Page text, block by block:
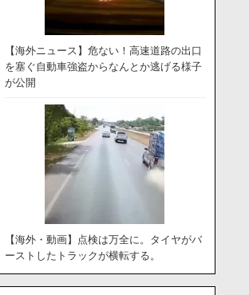
【海外ニュース】危ない！高速道路の出口
を塞ぐ自動車強盗からなんとか逃げる様子
が公開
【海外・動画】点検は万全に。タイヤがバ
ーストしたトラックが横転する。